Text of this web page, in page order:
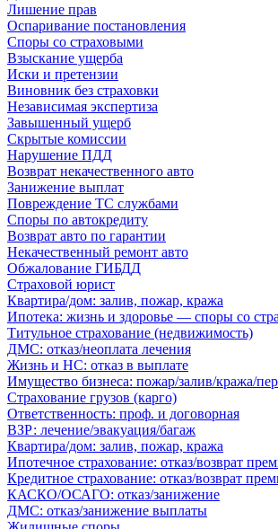
Лишение прав
Оспаривание постановления
Споры со страховыми
Взыскание ущерба
Иски и претензии
Виновник без страховки
Независимая экспертиза
Завышенный ущерб
Скрытые комиссии
Нарушение ПДД
Возврат некачественного авто
Занижение выплат
Повреждение ТС службами
Споры по автокредиту
Возврат авто по гарантии
Некачественный ремонт авто
Обжалование ГИБДД
Страховой юрист
Квартира/дом: залив, пожар, кража
Ипотека: жизнь и здоровье — споры со
Титульное страхование (недвижимость)
ДМС: отказ/неоплата лечения
Жизнь и НС: отказ в выплате
Имущество бизнеса: пожар/залив/кража/
Страхование грузов (карго)
Ответственность: проф. и договорная
ВЗР: лечение/эвакуация/багаж
Квартира/дом: залив, пожар, кража
Ипотечное страхование: отказ/возврат
Кредитное страхование: отказ/возврат
КАСКО/ОСАГО: отказ/занижение
ДМС: отказ/занижение выплаты